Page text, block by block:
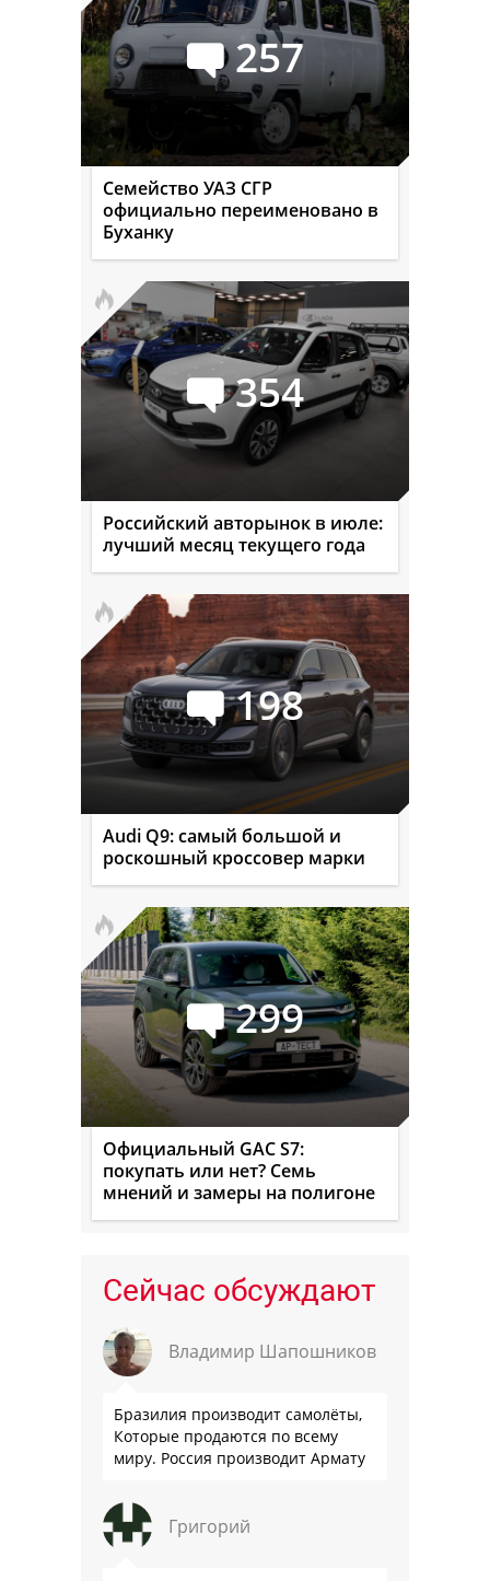
257
Семейство УАЗ СГР
официально переименовано в
Буханку
354
Российский авторынок в июле:
лучший месяц текущего года
198
Audi Q9: самый большой и
роскошный кроссовер марки
299
Официальный GAC S7:
покупать или нет? Семь
мнений и замеры на полигоне
Сейчас обсуждают
Владимир Шапошников
Бразилия производит самолёты,
Которые продаются по всему
миру. Россия производит Армату
Григорий